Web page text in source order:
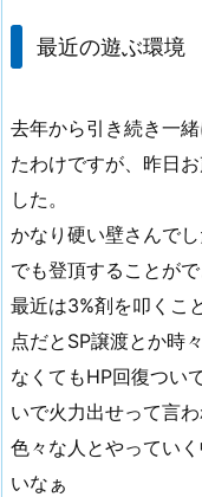
最近の遊ぶ環境
去年から引き続き一
たわけですが、昨日
した。
かなり硬い壁さんで
でも登頂することがで
最近は3%剤を叩くこ
点だとSP譲渡とか時
なくてもHP回復つい
いで火力出せって言
色々な人とやってい
いなぁ